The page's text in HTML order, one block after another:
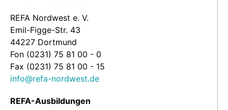
REFA Nordwest e. V.
Emil-Figge-Str. 43
44227 Dortmund
Fon (0231) 75 81 00 - 0
Fax (0231) 75 81 00 - 15
info@refa-nordwest.de
REFA-Ausbildungen